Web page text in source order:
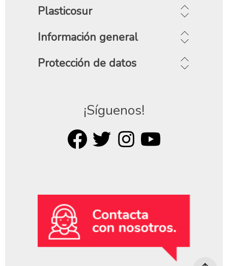
Plasticosur
Información general
Protección de datos
¡Síguenos!